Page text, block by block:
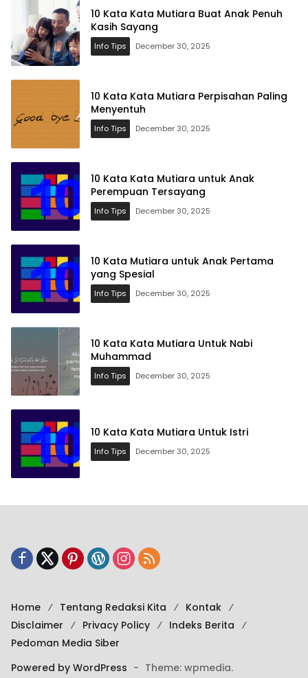
10 Kata Kata Mutiara Buat Anak Penuh
Kasih Sayang
Info Tips December 30, 2025
10 Kata Kata Mutiara Perpisahan Paling
Menyentuh
Info Tips December 30, 2025
10 Kata Kata Mutiara untuk Anak
Perempuan Tersayang
Info Tips December 30, 2025
10 Kata Mutiara untuk Anak Pertama
yang Spesial
Info Tips December 30, 2025
10 Kata Kata Mutiara Untuk Nabi
Muhammad
Info Tips December 30, 2025
10 Kata Kata Mutiara Untuk Istri
Info Tips December 30, 2025
Home Tentang Redaksi Kita
Kontak
Disclaimer
Privacy Policy
Indeks Berita
Pedoman Media Siber
Powered by WordPress - Theme: wpmedia.